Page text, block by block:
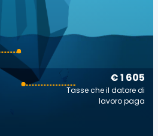
€ 1 605
Tasse che il datore di
lavoro paga